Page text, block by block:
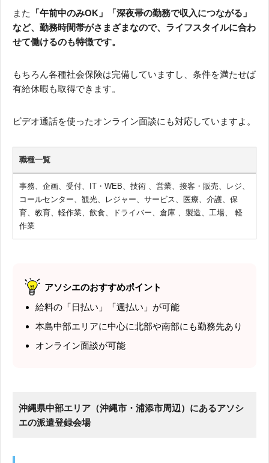
また
「午前中のみOK」「深夜帯の勤務で収入につながる」
など、勤務時間帯がさまざまなので、ライフスタイルに合わ
せて働けるのも特徴です。
もちろん各種社会保険は完備していますし、条件を満たせば
有給休暇も取得できます。
ビデオ通話を使ったオンライン面談にも対応していますよ。
職種一覧
事務、企画、受付、IT・WEB、技術 、営業、接客・販売、レジ、
コールセンター、観光、レジャー、サービス、医療、介護、保
育、教育、軽作業、飲食、ドライバー、倉庫 、製造、工場、 軽
作業
アソシエのおすすめポイント
給料の「日払い」「週払い」が可能
本島中部エリアに中心に北部や南部にも勤務先あり
オンライン面談が可能
沖縄県中部エリア（沖縄市・浦添市周辺）にあるアソシ
エの派遣登録会場